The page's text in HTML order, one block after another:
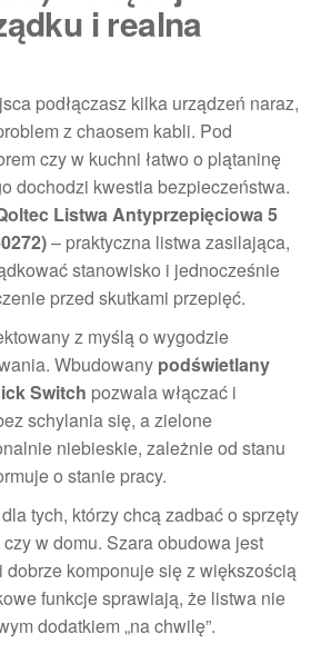
i realna
podłączasz kilka urządzeń naraz,
z chaosem kabli. Pod
czy w kuchni łatwo o plątaninę
dochodzi kwestia bezpieczeństwa.
Listwa Antyprzepięciowa 5
– praktyczna listwa zasilająca,
stanowisko i jednocześnie
przed skutkami przepięć.
z myślą o wygodzie
Wbudowany podświetlany
Switch pozwala włączać i
schylania się, a zielone
niebieskie, zależnie od stanu
o stanie pracy.
tych, którzy chcą zadbać o sprzęty
w domu. Szara obudowa jest
komponuje się z większością
funkcje sprawiają, że listwa nie
dodatkiem „na chwilę”.